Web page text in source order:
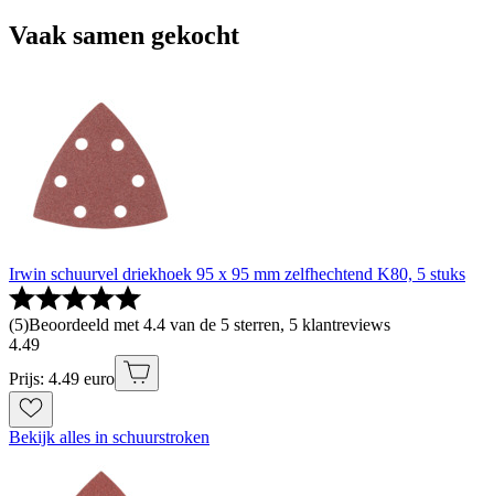
Vaak samen gekocht
Irwin schuurvel driekhoek 95 x 95 mm zelfhechtend K80, 5 stuks
(5)Beoordeeld met 4.4 van de 5 sterren, 5 klantreviews
4.49
Prijs: 4.49 euro
Bekijk alles in schuurstroken